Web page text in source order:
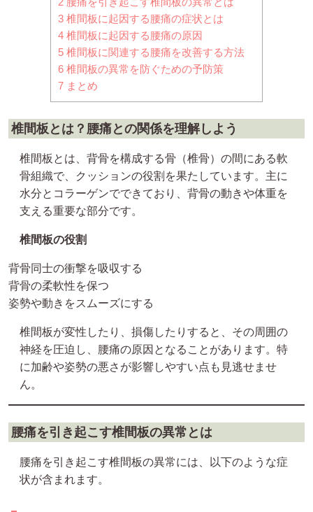
3 椎間板に起因する腰痛の症状とは
4 椎間板に起因する腰痛の原因
5 椎間板に関連する腰痛を改善する方法
6 椎間板の異常を防ぐための予防策
7 まとめ
椎間板とは？腰痛との関係を理解しよう
椎間板とは、背骨を構成する骨（椎骨）の間にある軟
骨組織で、クッションの役割を果たしています。主に
水分とコラーゲンでできており、背骨の動きや体重を
支える重要な部分です。
椎間板の役割
背骨同士の衝撃を吸収する
背骨の柔軟性を保つ
姿勢や動きをスムーズにする
椎間板が変性したり、損傷したりすると、その周囲の
神経を圧迫し、腰痛の原因となることがあります。特
に加齢や姿勢の悪さが影響しやすい点も見逃せませ
ん。
腰痛を引き起こす椎間板の異常とは
腰痛を引き起こす椎間板の異常には、以下のような症
状が含まれます。